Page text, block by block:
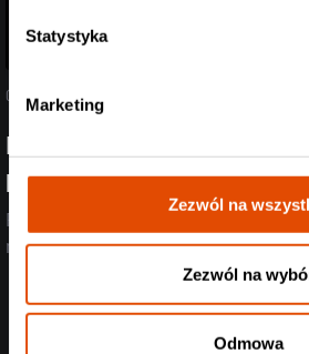
Statystyka
Marketing
Zezwól na
Zezwól na
Odmowa
05.08.2026
Poznaliśmy support
headlinerami wystąpią Mü
Post-rock, przebojowe refreny i death
nie problem!